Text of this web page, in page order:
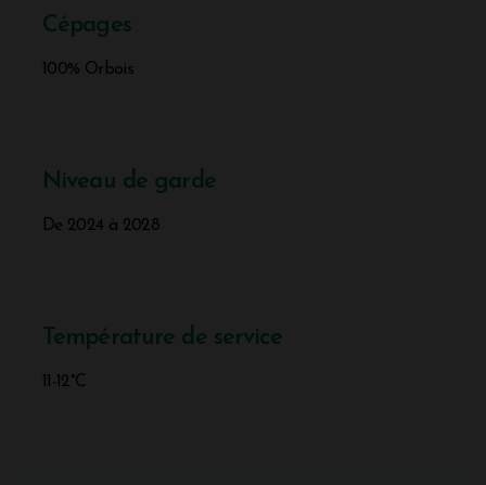
Cépages
100% Orbois
Niveau de garde
De 2024 à 2028
Température de service
11-12°C